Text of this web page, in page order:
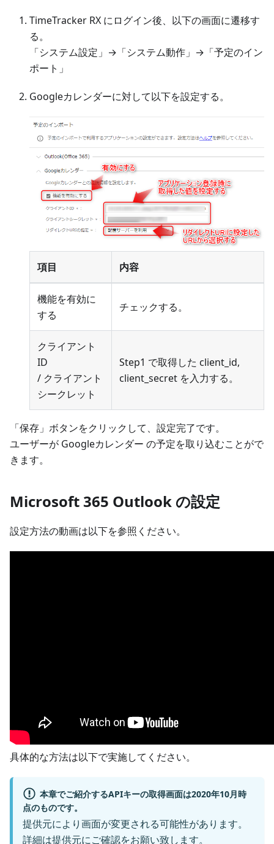
TimeTracker RX にログイン後、以下の画面に遷移す
る。
「システム設定」→「システム動作」→「予定のイン
ポート」
Googleカレンダーに対して以下を設定する。
項目 内容
機能を有効に
する
チェックする。
クライアント
ID
/ クライアント
シークレット
Step1 で取得した client_id,
client_secret を入力する。
「保存」ボタンをクリックして、設定完了です。
ユーザーが Googleカレンダー の予定を取り込むことがで
きます。
Microsoft 365 Outlook の設定
設定方法の動画は以下を参照ください。
具体的な方法は以下で実施してください。
本章でご紹介するAPIキーの取得画面は2020年10月時
点のものです。
提供元により画面が変更される可能性があります。
詳細は提供元にご確認をお願い致します。